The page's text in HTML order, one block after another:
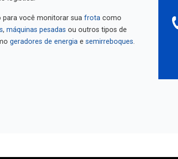
você monitorar sua frota como
máquinas pesadas ou outros tipos de
geradores de energia e semirreboques